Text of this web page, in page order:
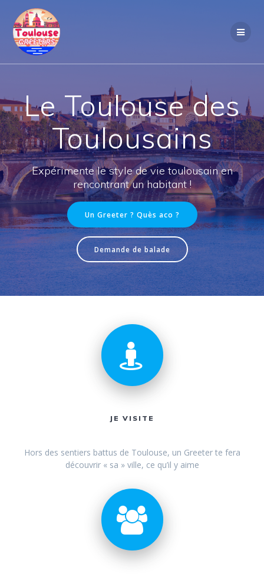
Le Toulouse des
Toulousains
Expérimente le style de vie toulousain en
rencontrant un habitant !
Un Greeter ? Quès aco ?
Demande de balade
JE VISITE
Hors des sentiers battus de Toulouse, un Greeter te fera
découvrir « sa » ville, ce qu’il y aime